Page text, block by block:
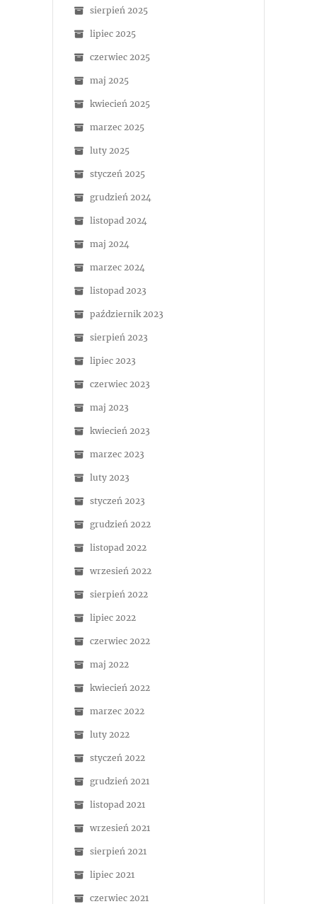
sierpień 2025
lipiec 2025
czerwiec 2025
maj 2025
kwiecień 2025
marzec 2025
luty 2025
styczeń 2025
grudzień 2024
listopad 2024
maj 2024
marzec 2024
listopad 2023
październik 2023
sierpień 2023
lipiec 2023
czerwiec 2023
maj 2023
kwiecień 2023
marzec 2023
luty 2023
styczeń 2023
grudzień 2022
listopad 2022
wrzesień 2022
sierpień 2022
lipiec 2022
czerwiec 2022
maj 2022
kwiecień 2022
marzec 2022
luty 2022
styczeń 2022
grudzień 2021
listopad 2021
wrzesień 2021
sierpień 2021
lipiec 2021
czerwiec 2021